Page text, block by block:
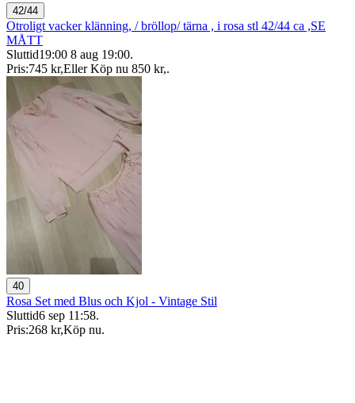
42/44
Otroligt vacker klänning, / bröllop/ tärna , i rosa stl 42/44 ca ,SE
MÅTT
Sluttid19:00 8 aug 19:00.
Pris:745 kr,Eller Köp nu 850 kr,.
40
Rosa Set med Blus och Kjol - Vintage Stil
Sluttid6 sep 11:58.
Pris:268 kr,Köp nu.